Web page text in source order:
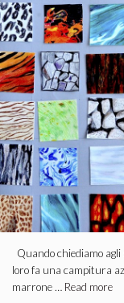
Quando chiediamo
loro fa una campitura
marrone … Read more